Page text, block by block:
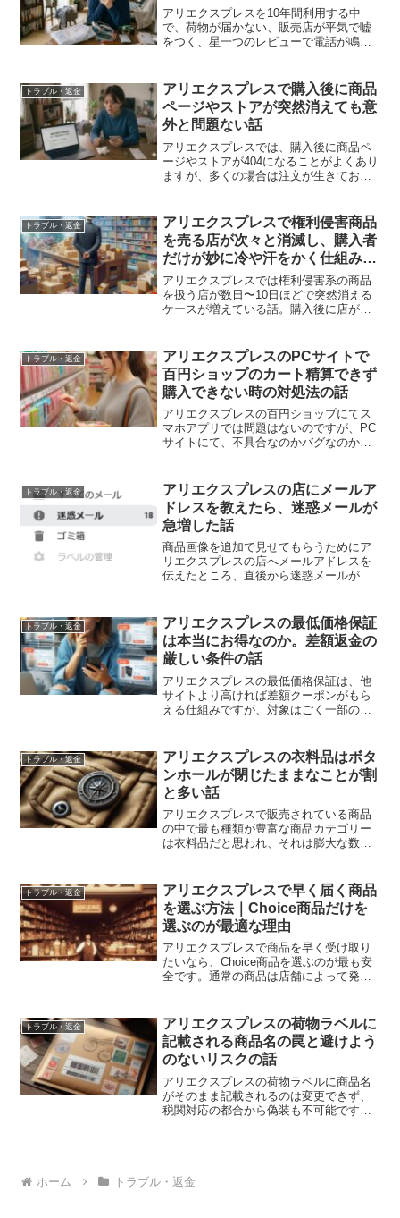
アリエクスプレスを10年間利用する中
で、荷物が届かない、販売店が平気で嘘
をつく、星一つのレビューで電話が鳴り
烈だった3つを紹介します。
トラブル・返金
アリエクスプレスで購入後に商品
ページやストアが突然消えても意
外と問題ない話
アリエクスプレスでは、購入後に商品ペ
ージやストアが404になることがよくあり
ますが、多くの場合は注文が生きており
っているため心配はいらないという話で
す。
トラブル・返金
アリエクスプレスで権利侵害商品
を売る店が次々と消滅し、購入者
だけが妙に冷や汗をかく仕組みに
なっていた話
アリエクスプレスでは権利侵害系の商品
を扱う店が数日〜10日ほどで突然消える
ケースが増えている話。購入後に店が消
ません。
トラブル・返金
アリエクスプレスのPCサイトで
百円ショップのカート精算できず
購入できない時の対処法の話
アリエクスプレスの百円ショップにてス
マホアプリでは問題はないのですが、PC
サイトにて、不具合なのかバグなのか、
ちゃんと購入できる方法はございます。
PCサイトの百円シ...
トラブル・返金
アリエクスプレスの店にメールア
ドレスを教えたら、迷惑メールが
急増した話
商品画像を追加で見せてもらうためにア
リエクスプレスの店へメールアドレスを
伝えたところ、直後から迷惑メールが大
険で、捨てアド推奨です。
トラブル・返金
アリエクスプレスの最低価格保証
は本当にお得なのか。差額返金の
厳しい条件の話
アリエクスプレスの最低価格保証は、他
サイトより高ければ差額クーポンがもら
える仕組みですが、対象はごく一部の商
限られるという内容です。
トラブル・返金
アリエクスプレスの衣料品はボタ
ンホールが閉じたままなことが割
と多い話
アリエクスプレスで販売されている商品
の中で最も種類が豊富な商品カテゴリー
は衣料品だと思われ、それは膨大な数の
びやすい利点がある反面、とんでもない
クオリティの商品が平気で売...
トラブル・返金
アリエクスプレスで早く届く商品
を選ぶ方法｜Choice商品だけを
選ぶのが最適な理由
アリエクスプレスで商品を早く受け取り
たいなら、Choice商品を選ぶのが最も安
全です。通常の商品は店舗によって発送
い理由を解説します。
トラブル・返金
アリエクスプレスの荷物ラベルに
記載される商品名の罠と避けよう
のないリスクの話
アリエクスプレスの荷物ラベルに商品名
がそのまま記載されるのは変更できず、
税関対応の都合から偽装も不可能です。
ホーム
トラブル・返金